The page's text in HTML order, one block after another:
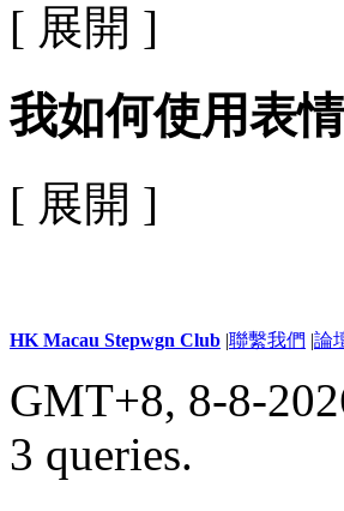
[ 展開 ]
我如何使用表
[ 展開 ]
HK Macau Stepwgn Club |聯繫我們 |論
GMT+8, 8-8-
3 queries.